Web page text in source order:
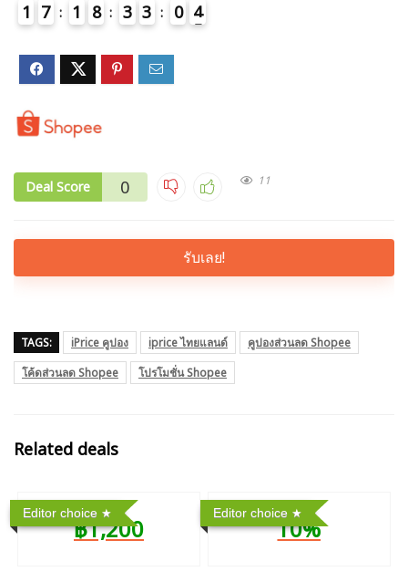
1 7 1 8 3 3 0 4
Deal Score 0 11
รับเลย!
TAGS: iPrice คูปอง iprice ไทยแลนด์
คูปองส่วนลด Shopee
โค้ดส่วนลด Shopee
โปรโมชั่น Shopee
Related deals
Editor choice
฿1,200
Editor choice
10%